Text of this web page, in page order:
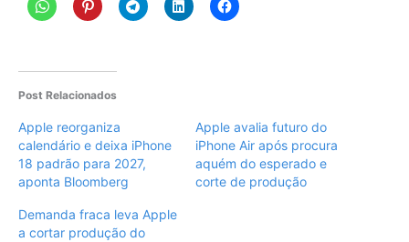
Post Relacionados
Apple reorganiza
calendário e deixa iPhone
18 padrão para 2027,
aponta Bloomberg
Apple avalia futuro do
iPhone Air após procura
aquém do esperado e
corte de produção
Demanda fraca leva Apple
a cortar produção do